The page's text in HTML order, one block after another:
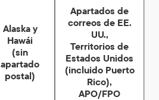
Alaska y
Hawái
(sin
apartado
postal)
Apartados de
correos de EE.
UU.,
Territorios de
Estados Unidos
(incluido Puerto
Rico),
APO/FPO